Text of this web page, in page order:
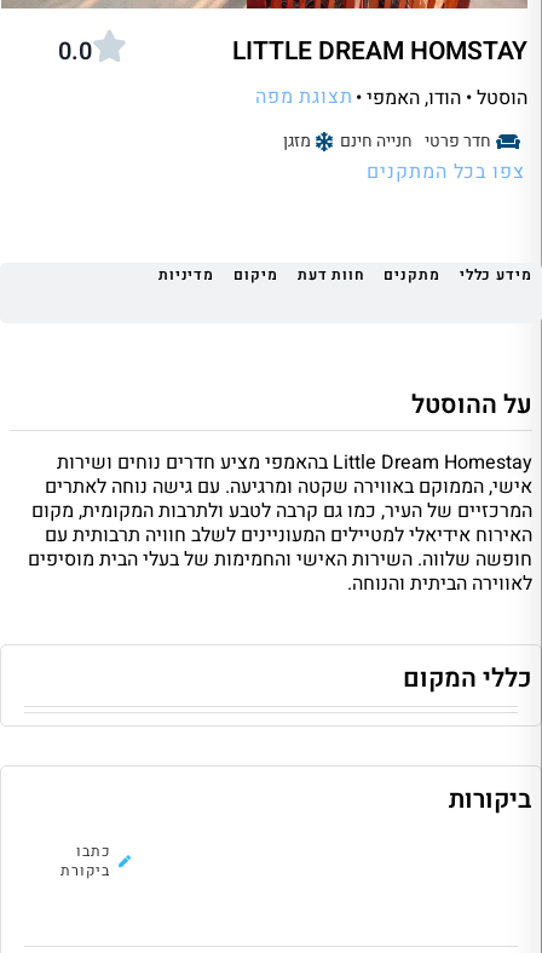
LITTLE DREAM HOMSTAY
0.0
הוסטל • הודו, האמפי • תצוגת מפה
חדר פרטי חנייה חינם מזגן
צפו בכל המתקנים
מידע כללי מתקנים חוות דעת מיקום מדיניות
על ההוסטל
Little Dream Homestay בהאמפי מציע חדרים נוחים ושירות
אישי, הממוקם באווירה שקטה ומרגיעה. עם גישה נוחה לאתרים
המרכזיים של העיר, כמו גם קרבה לטבע ולתרבות המקומית, מקום
האירוח אידיאלי למטיילים המעוניינים לשלב חוויה תרבותית עם
חופשה שלווה. השירות האישי והחמימות של בעלי הבית מוסיפים
לאווירה הביתית והנוחה.
כללי המקום
ביקורות
כתבו
ביקורת